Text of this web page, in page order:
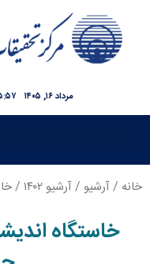
۵:۵۷ بعد از مرداد ۱۶, ۱۴۰۵
خانه /آرشیو /آرشیو ۱۴۰۲ /
خاستگاه